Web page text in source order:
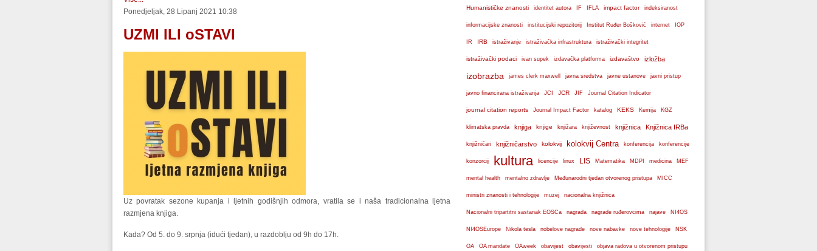
Ponedjeljak, 28 Lipanj 2021 10:38
UZMI ILI oSTAVI
Uz povratak sezone kupanja i ljetnih godišnjih odmora, vratila se i naša tradicionalna ljetna
razmjena knjiga.
Kada? Od 5. do 9. srpnja (idući tjedan), u razdoblju od 9h do 17h.
Humanističke znanosti identitet autora IF IFLA impact factor indeksiranost
informacijske znanosti institucijski repozitorij Institut Ruđer Bošković internet IOP
IR IRB istraživanje istraživačka infrastruktura istraživački integritet
istraživački podaci ivan supek izdavačka platforma izdavaštvo izložba
izobrazba james clerk maxwell javna sredstva javne ustanove javni pristup
javno financirana istraživanja JCI JCR JIF Journal Citation Indicator
journal citation reports Journal Impact Factor katalog KEKS Kemija KGZ
klimatska pravda knjiga knjige knjižara književnost knjižnica Knjižnica IRBa
knjižničari knjižničarstvo kolokvij kolokvij Centra konferencija konferencije
konzorcij kultura licencije linux LIS Matematika MDPI medicina MEF
mental health mentalno zdravlje Međunarodni tjedan otvorenog pristupa MICC
ministri znanosti i tehnologije muzej nacionalna knjižnica
Nacionalni tripartitni sastanak EOSCa nagrada nagrade ruđerovcima najave NI4OS
NI4OSEurope Nikola tesla nobelove nagrade nove nabavke nove tehnologije NSK
OA OA mandate OAweek obavijest obavijesti objava radova u otvorenom pristupu